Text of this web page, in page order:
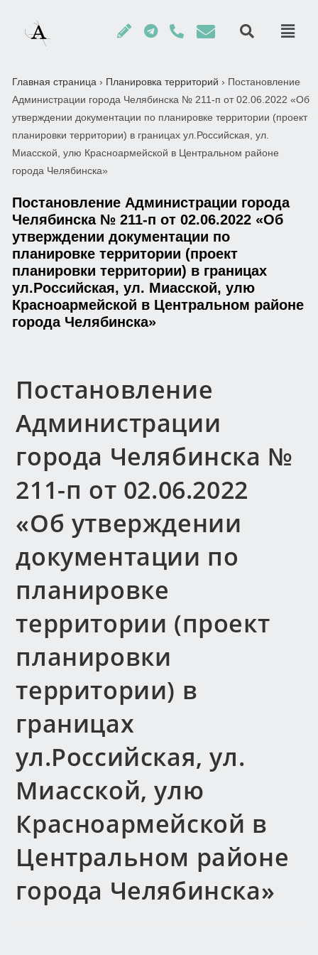
Главная страница › Планировка территорий › Постановление
Администрации города Челябинска № 211-п от 02.06.2022 «Об
утверждении документации по планировке территории (проект
планировки территории) в границах ул.Российская, ул.
Миасской, улю Красноармейской в Центральном районе
города Челябинска»
Постановление Администрации города
Челябинска № 211-п от 02.06.2022 «Об
утверждении документации по
планировке территории (проект
планировки территории) в границах
ул.Российская, ул. Миасской, улю
Красноармейской в Центральном районе
города Челябинска»
Постановление
Администрации
города Челябинска №
211-п от 02.06.2022
«Об утверждении
документации по
планировке
территории (проект
планировки
территории) в
границах
ул.Российская, ул.
Миасской, улю
Красноармейской в
Центральном районе
города Челябинска»